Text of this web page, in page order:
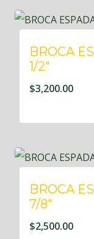
BROCA
1/2″
$3,200.00
BROCA
7/8″
$2,500.00